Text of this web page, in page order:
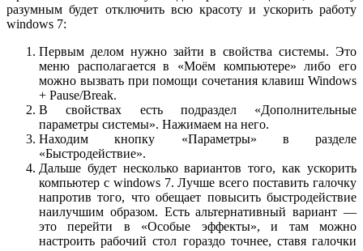
разумным будет отключить всю красоту и ускорить работу
windows 7:
Первым делом нужно зайти в свойства системы. Это
меню располагается в «Моём компьютере» либо его
можно вызвать при помощи сочетания клавиш Windows
+ Pause/Break.
В свойствах есть подраздел «Дополнительные
параметры системы». Нажимаем на него.
Находим кнопку «Параметры» в разделе
«Быстродействие».
Дальше будет несколько вариантов того, как ускорить
компьютер с windows 7. Лучше всего поставить галочку
напротив того, что обещает повысить быстродействие
наилучшим образом. Есть альтернативный вариант —
это перейти в «Особые эффекты», и там можно
настроить рабочий стол гораздо точнее, ставя галочки